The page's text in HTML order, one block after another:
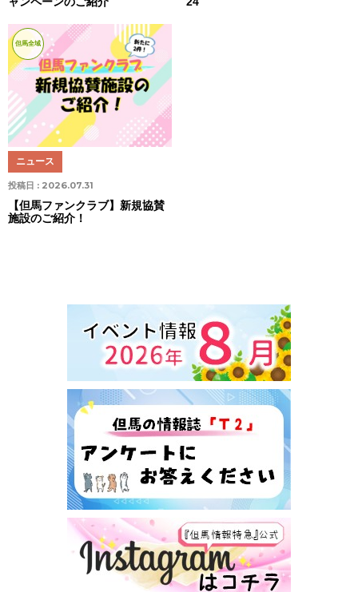
但馬全域
投稿日 : 2026.07.31
ニュース
【但馬ファンクラブ】新規協賛
施設のご紹介！